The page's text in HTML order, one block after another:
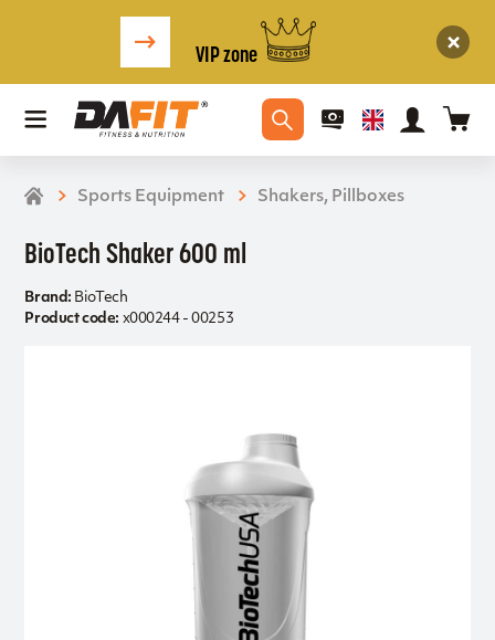
VIP zone
Sports Equipment Shakers, Pillboxes
BioTech Shaker 600 ml
Brand: BioTech
Product code: x000244 - 00253